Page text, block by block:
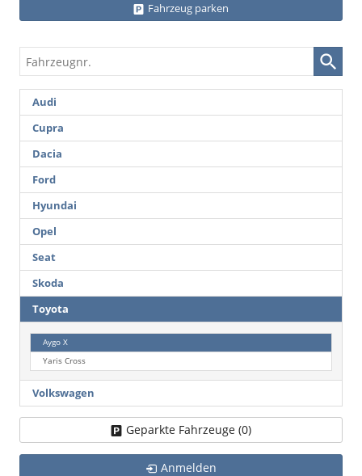
Fahrzeug parken
Fahrzeugnr.
Audi
Cupra
Dacia
Ford
Hyundai
Opel
Seat
Skoda
Toyota
Aygo X
Yaris Cross
Volkswagen
Geparkte Fahrzeuge (0)
Anmelden